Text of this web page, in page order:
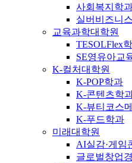
사회복지학
실버비즈니
교육과학대학원
TESOLFlex
SE영유아교
K-컬처대학원
K-POP학과
K-콘텐츠학
K-뷰티코스
K-푸드학과
미래대학원
AI실감·게임
글로벌창업